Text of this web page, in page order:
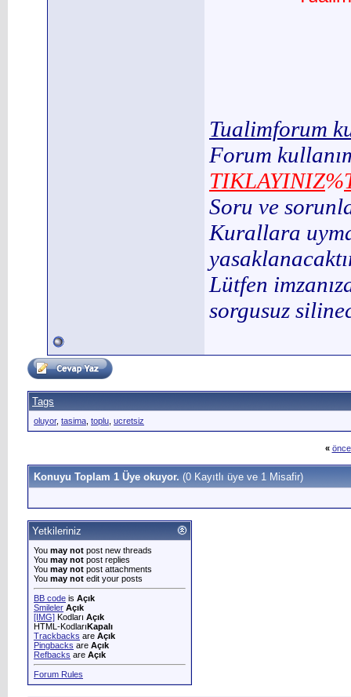
Tualimforum
Forum
TIKLAYINIZ%
Soru ve
Kurallara
Lütfen
sorgusuz
Tags
oluyor, tasima toplu ucretsiz
«
Konuyu Toplam 1 Üye okuyor. (0 Kayıtlı üye ve 1 Misafir)
Yetkileriniz
You may not post new threads
You may not post replies
You may not post attachments
You may not edit your posts
BB code is Açık
Smileler Açık
[IMG] Kodları Açık
HTML-KodlarıKapalı
Trackbacks are Açık
Pingbacks are Açık
Refbacks are Açık
Forum Rules